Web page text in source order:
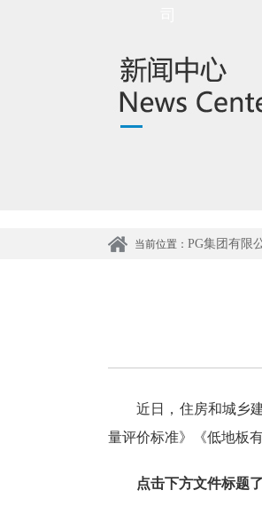
当前位置： PG集团有限
近日，住房和城乡
量评价标准》《低地板
点击下方文件标题